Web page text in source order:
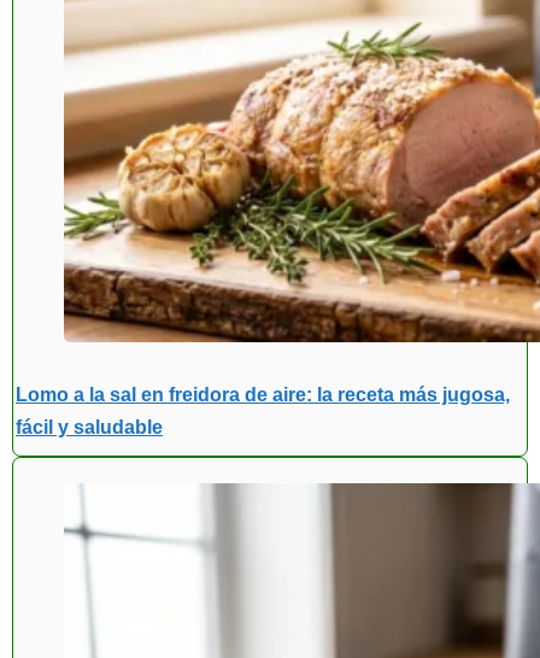
Lomo a la sal en freidora de aire: la receta más jugosa,
fácil y saludable